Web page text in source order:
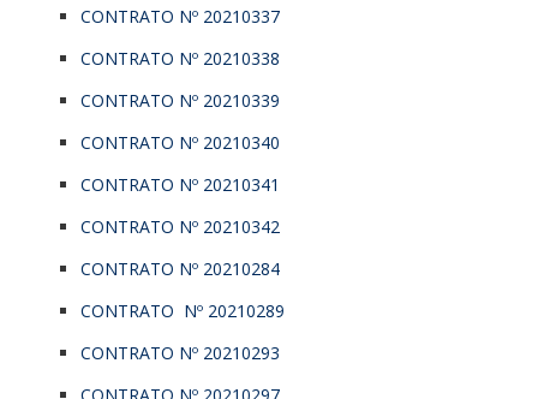
CONTRATO Nº 20210337
CONTRATO Nº 20210338
CONTRATO Nº 20210339
CONTRATO Nº 20210340
CONTRATO Nº 20210341
CONTRATO Nº 20210342
CONTRATO Nº 20210284
CONTRATO Nº 20210289
CONTRATO Nº 20210293